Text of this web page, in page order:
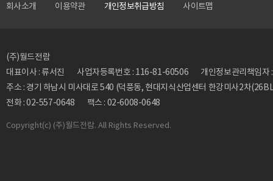
회사소개 이용약관 개인정보취급방침 사이트맵
(주)월드전람
대표이사 : 류서진
사업자등록번호 : 116-81-60506
개인정보관리책임
주소 : 경기 하남시 미사대로 540 (덕풍동, 현대지식산업센터 한강미사2차
전화 : 02-557-0648
팩스 : 02-6008-0648
Copyright(c) (주)월드전람. All Rights Reserved.